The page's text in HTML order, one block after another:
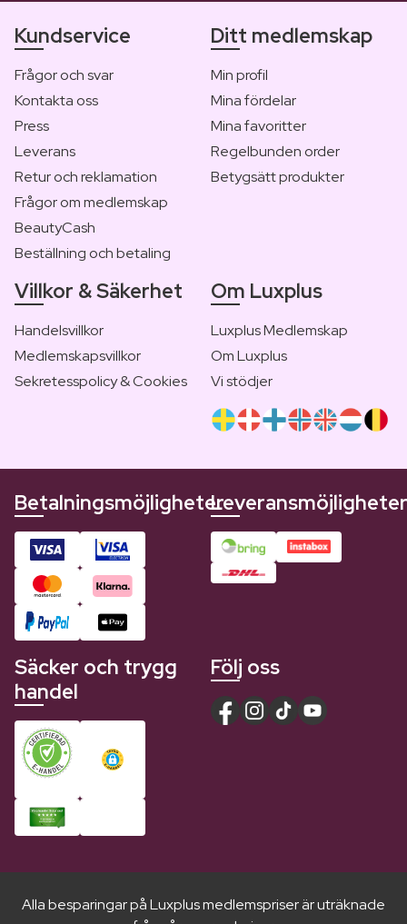
Kundservice
Frågor och svar
Kontakta oss
Press
Leverans
Retur och reklamation
Frågor om medlemskap
BeautyCash
Beställning och betaling
Ditt medlemskap
Min profil
Mina fördelar
Mina favoritter
Regelbunden order
Betygsätt produkter
Villkor & Säkerhet
Handelsvillkor
Medlemskapsvillkor
Sekretesspolicy & Cookies
Om Luxplus
Luxplus Medlemskap
Om Luxplus
Vi stödjer
BetalningsmöjligheterLeveransmöjligheter
Säcker och trygg
handel
Följ oss
Alla besparingar på Luxplus medlemspriser är uträknade